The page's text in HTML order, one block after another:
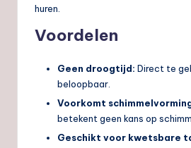
huren.
Voordelen
Geen droogtijd: Direct te
beloopbaar.
Voorkomt
betekent geen kans op
Geschikt voor kwetsbare